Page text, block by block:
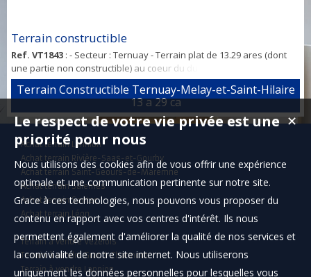
Terrain constructible
Ref. VT1843 : - Secteur : Ternuay - Terrain plat de 13.29 ares (dont
une partie non constructible) au coeur du du Plateau des Mille
Etangs et des Vosges saônoises. Assainnissement autonomome,
viabilité en bodure de route. A visiter sans tarder...
Terrain Constructible Ternuay-Melay-et-Saint-Hilaire
13 a 29 ca
Achat terrain Lannion
Achat terrain Rivière-Saas-et-Gourby
Achat terrain Saint-Geours-de-Maremne
Achat terrain Salernes
Achat terrain Santec
Achat terrain Léon
Terrain à vendre Vézelois
Terrain à vendre Grand-Charmont
Terrain à vendre Lannion
✕
Le respect de votre vie privée est une
priorité pour nous
Nous utilisons des cookies afin de vous offrir une expérience
optimale et une communication pertinente sur notre site.
Grace à ces technologies, nous pouvons vous proposer du
contenu en rapport avec vos centres d'intérêt. Ils nous
permettent également d'améliorer la qualité de nos services et
la convivialité de notre site internet. Nous utiliserons
uniquement les données personnelles pour lesquelles vous